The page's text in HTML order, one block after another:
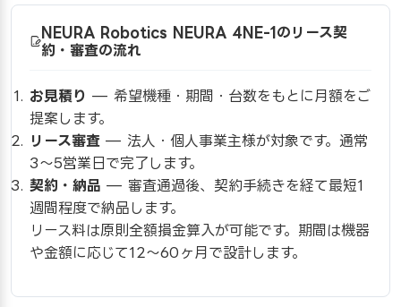
NEURA Robotics NEURA 4NE-1のリース契
約・審査の流れ
お見積り — 希望機種・期間・台数をもとに月額をご
提案します。
リース審査 — 法人・個人事業主様が対象です。通常
3〜5営業日で完了します。
契約・納品 — 審査通過後、契約手続きを経て最短1
週間程度で納品します。
リース料は原則全額損金算入が可能です。期間は機器
や金額に応じて12〜60ヶ月で設計します。